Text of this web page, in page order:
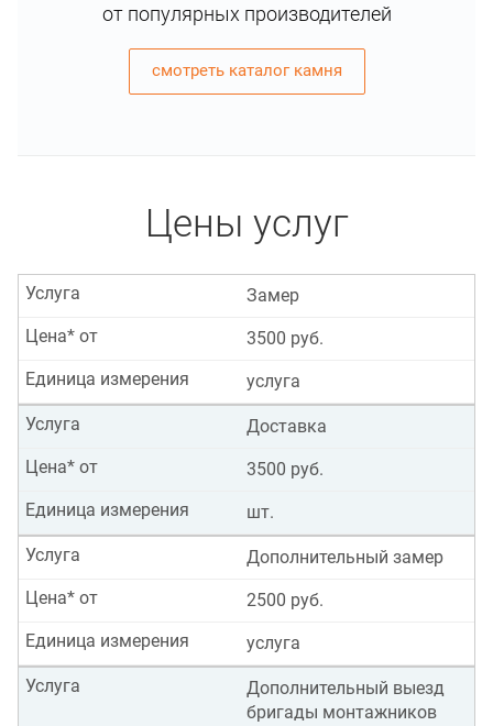
от популярных производителей
смотреть каталог камня
Цены услуг
Замер
Услуга
3500 руб.
Цена* от
услуга
Единица измерения
Доставка
Услуга
3500 руб.
Цена* от
шт.
Единица измерения
Дополнительный замер
Услуга
2500 руб.
Цена* от
услуга
Единица измерения
Дополнительный выезд
бригады монтажников
Услуга